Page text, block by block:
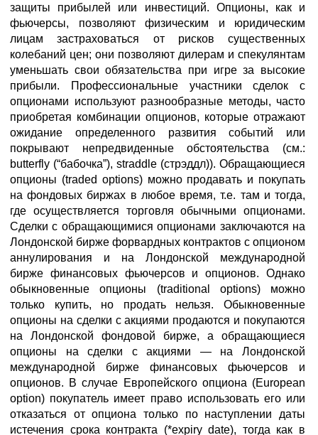
защиты прибылей или инвестиций. Опционы, как и
фьючерсы, позволяют физическим и юридическим
лицам застраховаться от рисков существенных
колебаний цен; они позволяют дилерам и спекулянтам
уменьшать свои обязательства при игре за высокие
прибыли. Профессиональные участники сделок с
опционами используют разнообразные методы, часто
приобретая комбинации опционов, которые отражают
ожидание определенного развития событий или
покрывают непредвиденные обстоятельства (см.:
butterfly (“бабочка”), straddle (стрэддл)). Обращающиеся
опционы (traded options) можно продавать и покупать
на фондовых биржах в любое время, т.е. там и тогда,
где осуществляется торговля обычными опционами.
Сделки с обращающимися опционами заключаются на
Лондонской бирже форвардных контрактов с опционом
аннулирования и на Лондонской международной
бирже финансовых фьючерсов и опционов. Однако
обыкновенные опционы (traditional options) можно
только купить, но продать нельзя. Обыкновенные
опционы на сделки с акциями продаются и покупаются
на Лондонской фондовой бирже, а обращающиеся
опционы на сделки с акциями — на Лондонской
международной бирже финансовых фьючерсов и
опционов. В случае Европейского опциона (European
option) покупатель имеет право использовать его или
отказаться от опциона только по наступлении даты
истечения срока контракта (*expiry date), тогда как в